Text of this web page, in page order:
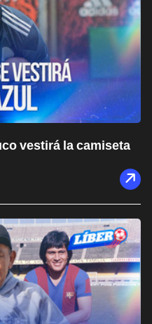
vestirá la camiseta